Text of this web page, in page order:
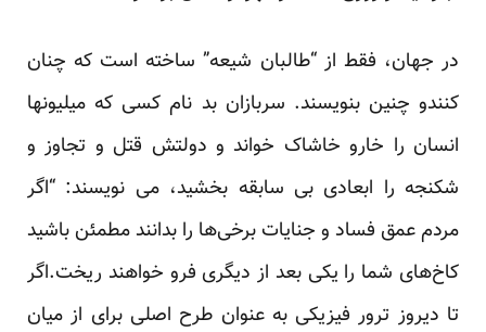
در جهان، فقط از “طالبان شیعه” ساخته است که چنان
کنندو چنین بنویسند. سربازان بد نام کسی که میلیونها
انسان را خارو خاشاک خواند و دولتش قتل و تجاوز و
شکنجه را ابعادی بی سابقه بخشید، می نویسند: “اگر
مردم عمق فساد و جنایات برخی‌ها را بدانند مطمئن باشید
کاخ‌های شما را یکی بعد از دیگری فرو خواهند ریخت.اگر
تا دیروز ترور فیزیکی به عنوان طرح اصلی برای از میان